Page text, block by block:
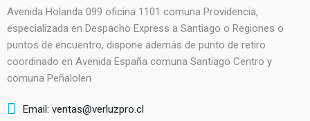
Avenida Holanda 099 oficina 1101 comuna Providencia,
especializada en Despacho Express a Santiago o Regiones o
puntos de encuentro, dispone además de punto de retiro
coordinado en Avenida España comuna Santiago Centro y
comuna Peñalolen
Email: ventas@verluzpro.cl